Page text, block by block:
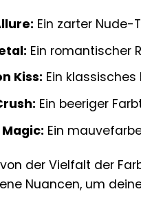
Ein zarter Nude-
Ein romantischer
Kiss: Ein
Ein beeriger
Ein
der Vielfalt der
Nuancen, um